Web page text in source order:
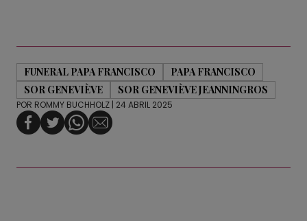
FUNERAL PAPA FRANCISCO
PAPA FRANCISCO
SOR GENEVIÈVE
SOR GENEVIÈVE JEANNINGROS
POR ROMMY BUCHHOLZ | 24 ABRIL 2025